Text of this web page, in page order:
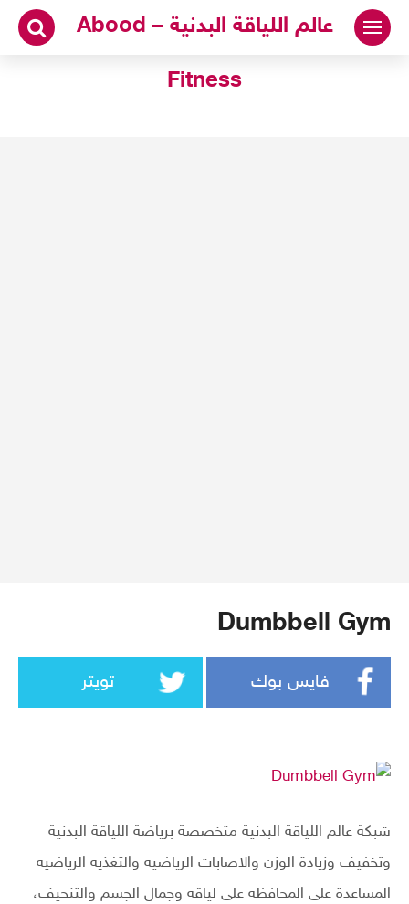
التجاوز
المحتوى
عالم اللياقة البدنية – Abood
Fitness
Dumbbell Gym
فايس بوك تويتر
شبكة عالم اللياقة البدنية متخصصة برياضة اللياقة البدنية
وتخفيف وزيادة الوزن والاصابات الرياضية والتغذية الرياضية
المساعدة على المحافظة على لياقة وجمال الجسم والتنحيف،